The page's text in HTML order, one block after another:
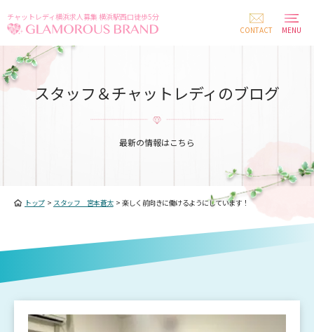
チャットレディ横浜求人募集 横浜駅西口徒歩5分
CONTACT
MENU
スタッフ＆チャットレディのブログ
最新の情報はこちら
トップ> スタッフ 宮本蒼太> 楽しく前向きに働けるようにしています！